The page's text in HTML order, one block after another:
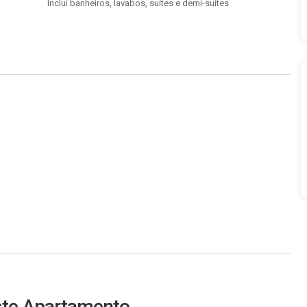
Inclui banheiros, lavabos, suítes e demi-suítes